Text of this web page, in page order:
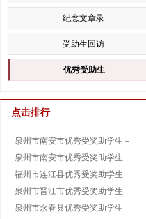
纪念文章录
受助生回访
优秀受助生
点击排行
泉州市南安市优秀受奖助学生－
泉州市南安市优秀受奖助学生
福州市连江县优秀受奖助学生
泉州市晋江市优秀受奖助学生
泉州市永春县优秀受奖助学生